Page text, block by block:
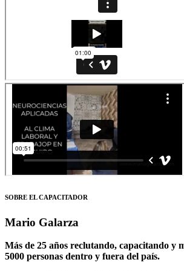
SOBRE EL CAPACITADOR
Mario Galarza
Más de 25 años reclutando, capacitando y
5000 personas dentro y fuera del país.